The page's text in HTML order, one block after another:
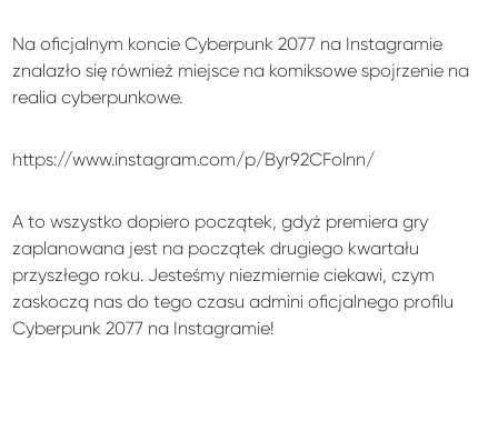
Na oficjalnym koncie Cyberpunk 2077 na Instagramie
znalazło się również miejsce na komiksowe spojrzenie na
realia cyberpunkowe.
https://www.instagram.com/p/Byr92CFolnn/
A to wszystko dopiero początek, gdyż premiera gry
zaplanowana jest na początek drugiego kwartału
przyszłego roku. Jesteśmy niezmiernie ciekawi, czym
zaskoczą nas do tego czasu admini oficjalnego profilu
Cyberpunk 2077 na Instagramie!